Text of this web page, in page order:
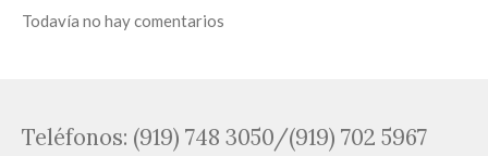
Todavía no hay comentarios
Teléfonos: (919) 748 3050/(919) 702 5967